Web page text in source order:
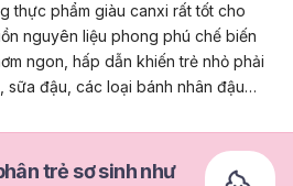
thực phẩm giàu canxi rất tốt cho
nguyên liệu phong phú chế biến
ngon, hấp dẫn khiến trẻ nhỏ phải
sữa đậu, các loại bánh nhân đậu…
trẻ sơ sinh như